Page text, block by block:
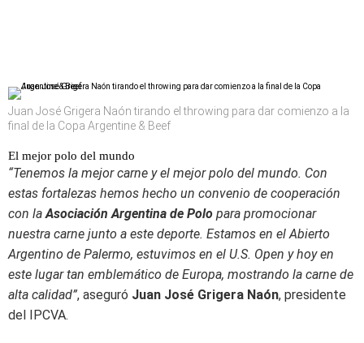
Juan José Grigera Naón tirando el throwing para dar comienzo a la
final de la Copa Argentine & Beef
El mejor polo del mundo
“Tenemos la mejor carne y el mejor polo del mundo. Con
estas fortalezas hemos hecho un convenio de cooperación
con laAsociación Argentina de Polo para promocionar
nuestra carne junto a este deporte. Estamos en el Abierto
Argentino de Palermo, estuvimos en el U.S. Open y hoy en
este lugar tan emblemático de Europa, mostrando la carne de
alta calidad”, aseguró Juan José Grigera Naón, presidente
del IPCVA.